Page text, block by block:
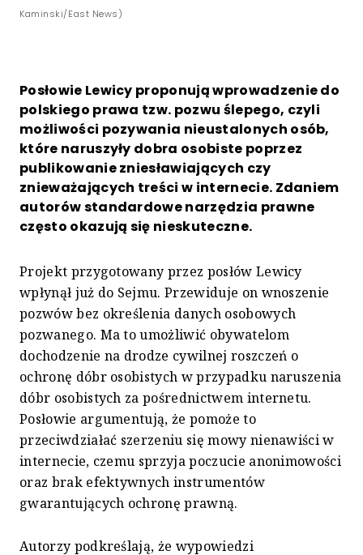
Kaminski/East News)
Posłowie Lewicy proponują wprowadzenie do
polskiego prawa tzw. pozwu ślepego, czyli
możliwości pozywania nieustalonych osób,
które naruszyły dobra osobiste poprzez
publikowanie zniesławiających czy
znieważających treści w internecie. Zdaniem
autorów standardowe narzędzia prawne
często okazują się nieskuteczne.
Projekt przygotowany przez posłów Lewicy
wpłynął już do Sejmu. Przewiduje on wnoszenie
pozwów bez określenia danych osobowych
pozwanego. Ma to umożliwić obywatelom
dochodzenie na drodze cywilnej roszczeń o
ochronę dóbr osobistych w przypadku naruszenia
dóbr osobistych za pośrednictwem internetu.
Posłowie argumentują, że pomoże to
przeciwdziałać szerzeniu się mowy nienawiści w
internecie, czemu sprzyja poczucie anonimowości
oraz brak efektywnych instrumentów
gwarantujących ochronę prawną.
Autorzy podkreślają, że wypowiedzi